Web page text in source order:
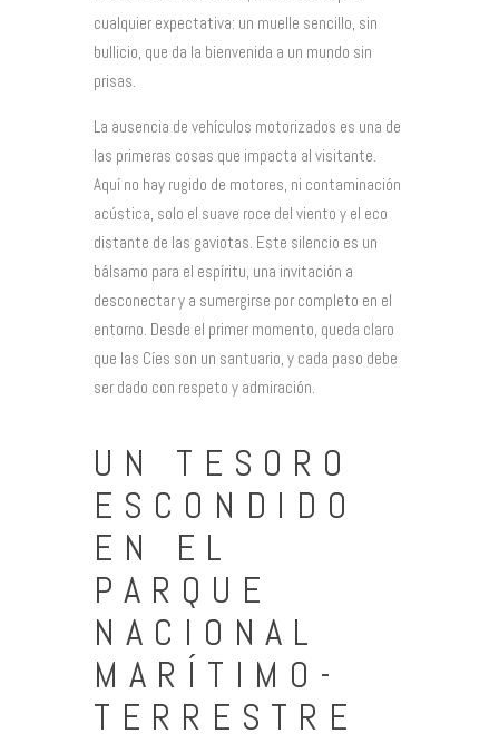
cualquier expectativa: un muelle sencillo, sin
bullicio, que da la bienvenida a un mundo sin
prisas.
La ausencia de vehículos motorizados es una de
las primeras cosas que impacta al visitante.
Aquí no hay rugido de motores, ni contaminación
acústica, solo el suave roce del viento y el eco
distante de las gaviotas. Este silencio es un
bálsamo para el espíritu, una invitación a
desconectar y a sumergirse por completo en el
entorno. Desde el primer momento, queda claro
que las Cíes son un santuario, y cada paso debe
ser dado con respeto y admiración.
UN TESORO
ESCONDIDO
EN EL
PARQUE
NACIONAL
MARÍTIMO-
TERRESTRE